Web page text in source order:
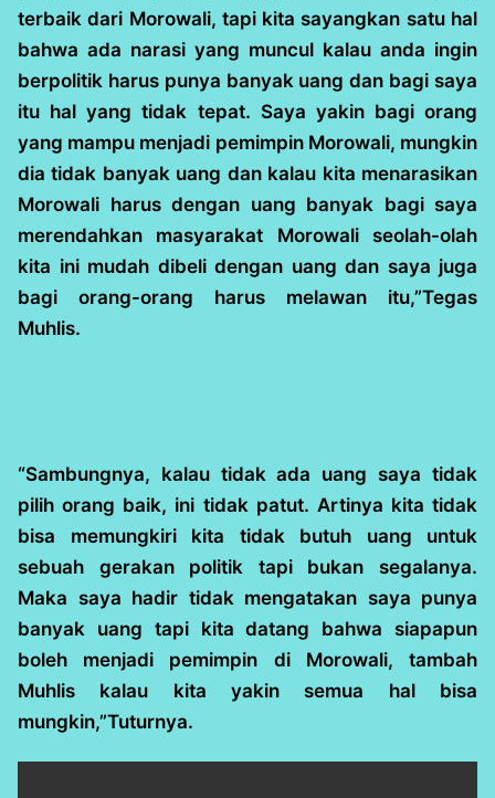
terbaik dari Morowali, tapi kita sayangkan satu hal
bahwa ada narasi yang muncul kalau anda ingin
berpolitik harus punya banyak uang dan bagi saya
itu hal yang tidak tepat. Saya yakin bagi orang
yang mampu menjadi pemimpin Morowali, mungkin
dia tidak banyak uang dan kalau kita menarasikan
Morowali harus dengan uang banyak bagi saya
merendahkan masyarakat Morowali seolah-olah
kita ini mudah dibeli dengan uang dan saya juga
bagi orang-orang harus melawan itu,”Tegas
Muhlis.
“Sambungnya, kalau tidak ada uang saya tidak
pilih orang baik, ini tidak patut. Artinya kita tidak
bisa memungkiri kita tidak butuh uang untuk
sebuah gerakan politik tapi bukan segalanya.
Maka saya hadir tidak mengatakan saya punya
banyak uang tapi kita datang bahwa siapapun
boleh menjadi pemimpin di Morowali, tambah
Muhlis kalau kita yakin semua hal bisa
mungkin,”Tuturnya.